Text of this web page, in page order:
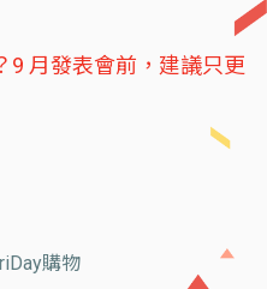
9 月發表會前，建議只更
購物